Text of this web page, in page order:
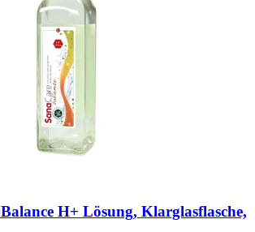
Balance H+ Lösung, Klarglasflasche,